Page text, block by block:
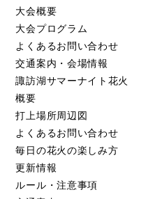
大会概要
大会プログラム
よくあるお問い合わせ
交通案内・会場情報
諏訪湖サマーナイト花火
概要
打上場所周辺図
よくあるお問い合わせ
毎日の花火の楽しみ方
更新情報
ルール・注意事項